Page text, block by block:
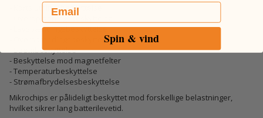
- Kortslutningsbeskyttelse
- Overopladningsbeskyttelse
- Lavspændingsbeskyttelse
- Overspændingsbeskyttelse
- Strømbeskyttelse
- Beskyttelse mod magnetfelter
- Temperaturbeskyttelse
- Strømafbrydelsesbeskyttelse
Mikrochips er pålideligt beskyttet mod forskellige belastninger,
hvilket sikrer lang batterilevetid.
Email
Spin & vind